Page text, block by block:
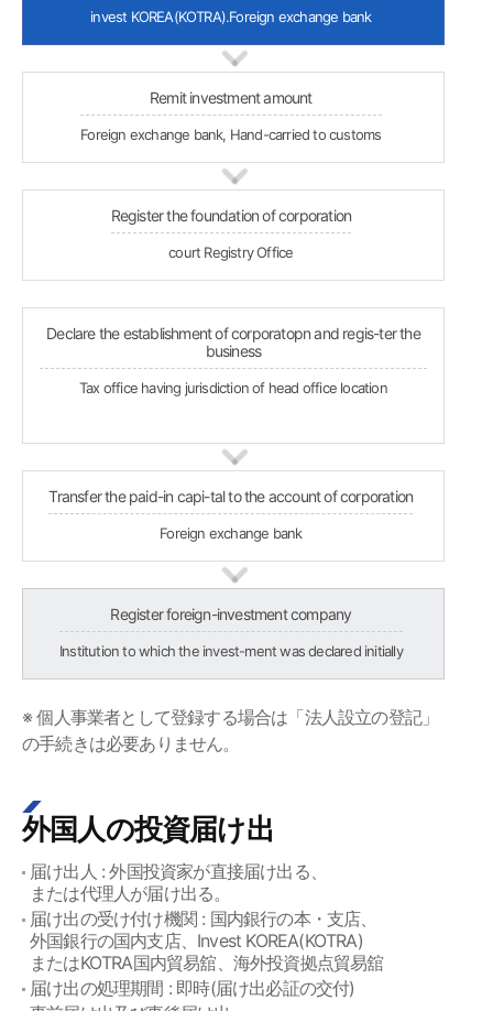
invest KOREA(KOTRA).Foreign exchange bank
Remit investment amount
Foreign exchange bank, Hand-carried to customs
Register the foundation of corporation
court Registry Office
Declare the establishment of corporatopn and regis-ter the
business
Tax office having jurisdiction of head office location
Transfer the paid-in capi-tal to the account of corporation
Foreign exchange bank
Register foreign-investment company
Institution to which the invest-ment was declared initially
※ 個人事業者として登録する場合は「法人設立の登記」
の手続きは必要ありません。
外国人の投資届け出
届け出人 : 外国投資家が直接届け出る、
または代理人が届け出る。
届け出の受け付け機関 : 国内銀行の本・支店、
外国銀行の国内支店、Invest KOREA(KOTRA)
またはKOTRA国内貿易舘、海外投資拠点貿易舘
届け出の処理期間 : 即時(届け出必証の交付)